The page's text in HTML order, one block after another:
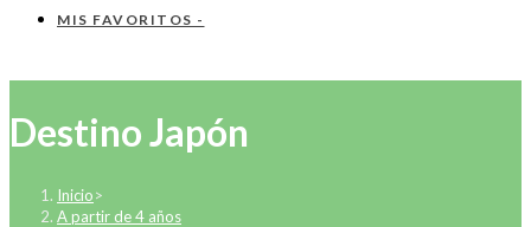
MIS FAVORITOS -
Destino Japón
Inicio>
A partir de 4 años